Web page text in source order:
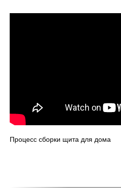
Процесс сборки щита для дома